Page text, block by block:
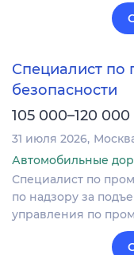
Специалист
безопасности
105 000–120 000
31 июля 2026
Автомобильные
Специалист по
по надзору за
управления по